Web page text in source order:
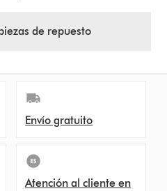
de repuesto
Envío gratuito
Atención al cliente en